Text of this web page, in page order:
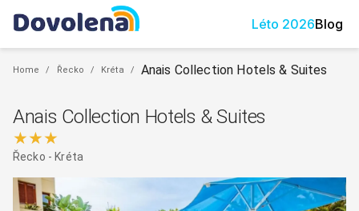
Léto 2026Blog
Home / Řecko / Kréta / Anais Collection Hotels & Suites
Anais Collection Hotels & Suites
★★★
Řecko - Kréta